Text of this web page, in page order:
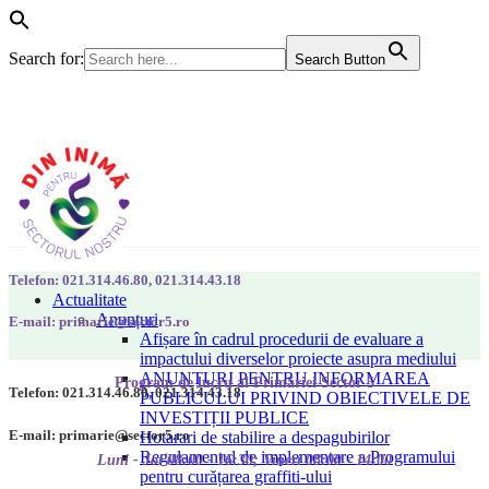
Search for: Search Button
Actualitate
Anunțuri
Afișare în cadrul procedurii de evaluare a
impactului diverselor proiecte asupra mediului
ANUNȚURI PENTRU INFORMAREA
PUBLICULUI PRIVIND OBIECTIVELE DE
INVESTIȚII PUBLICE
Hotarari de stabilire a despagubirilor
Regulamentul de implementare a Programului
pentru curățarea graffiti-ului
Telefon: 021.314.46.80, 021.314.43.18
E-mail: primarie@sector5.ro
Program de lucru al Primăriei Sector 5
Luni - Joi 08:00 - 16:30; Vineri 08:00 - 14:00
Telefon: 021.314.46.80, 021.314.43.18
E-mail: primarie@sector5.ro